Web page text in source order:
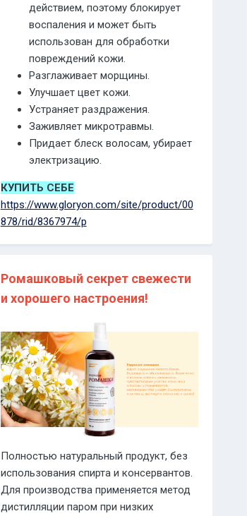
действием, поэтому блокирует
воспаления и может быть
использован для обработки
повреждений кожи.
Разглаживает морщины.
Улучшает цвет кожи.
Устраняет раздражения.
Заживляет микротравмы.
Придает блеск волосам, убирает
электризацию.
КУПИТЬ СЕБЕ
https://www.gloryon.com/site/product/00
878/rid/8367974/p
Ромашковый секрет свежести
и хорошего настроения!
Полностью натуральный продукт, без
использования спирта и консервантов.
Для производства применяется метод
дистилляции паром при низких